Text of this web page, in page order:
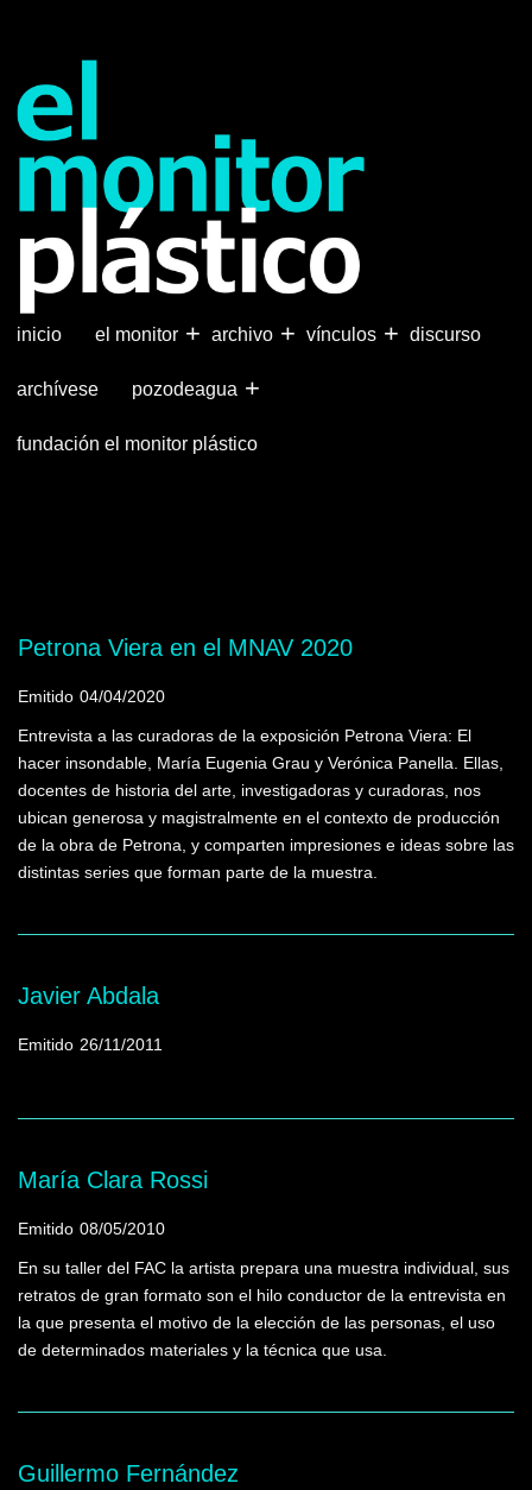
principal
inicio +
el monitor +
archivo +
vínculos discurso
archívese +
pozodeagua
fundación el monitor plástico
Petrona Viera en el MNAV 2020
Emitido 04/04/2020
Entrevista a las curadoras de la exposición Petrona Viera: El
hacer insondable, María Eugenia Grau y Verónica Panella. Ellas,
docentes de historia del arte, investigadoras y curadoras, nos
ubican generosa y magistralmente en el contexto de producción
de la obra de Petrona, y comparten impresiones e ideas sobre las
distintas series que forman parte de la muestra.
Javier Abdala
Emitido 26/11/2011
María Clara Rossi
Emitido 08/05/2010
En su taller del FAC la artista prepara una muestra individual, sus
retratos de gran formato son el hilo conductor de la entrevista en
la que presenta el motivo de la elección de las personas, el uso
de determinados materiales y la técnica que usa.
Guillermo Fernández